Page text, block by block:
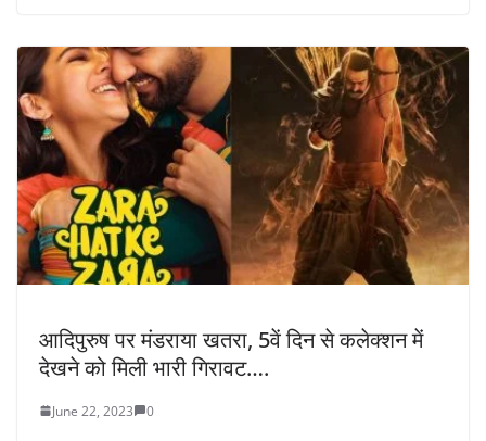
आदिपुरुष पर मंडराया खतरा, 5वें दिन से कलेक्शन में
देखने को मिली भारी गिरावट….
June 22, 2023 0